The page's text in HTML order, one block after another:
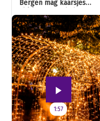
Bergen mag kaarsjes
jubileum!
1:57